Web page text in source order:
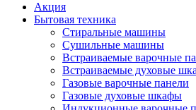
Акция
Бытовая техника
Стиральные машины
Сушильные машины
Встраиваемые варочные
Встраиваемые духовые
Газовые варочные панели
Газовые духовые шкафы